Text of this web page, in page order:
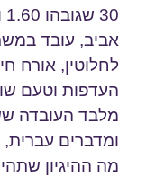
אביב, עובד
לחלוטין, אורח
העדפות וטעם
מלבד העובדה
ומדברים עברית,
מה ההיגיון